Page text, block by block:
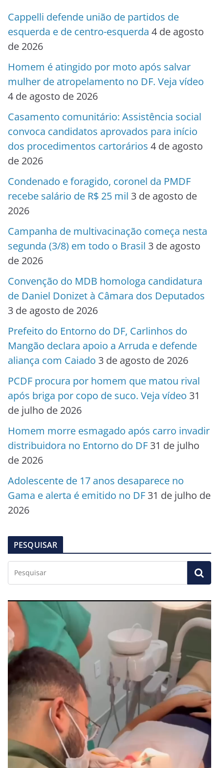
Cappelli defende união de partidos de
esquerda e de centro-esquerda 4 de agosto
de 2026
Homem é atingido por moto após salvar
mulher de atropelamento no DF. Veja vídeo
4 de agosto de 2026
Casamento comunitário: Assistência social
convoca candidatos aprovados para início
dos procedimentos cartorários 4 de agosto
de 2026
Condenado e foragido, coronel da PMDF
recebe salário de R$ 25 mil 3 de agosto de
2026
Campanha de multivacinação começa nesta
segunda (3/8) em todo o Brasil 3 de agosto
de 2026
Convenção do MDB homologa candidatura
de Daniel Donizet à Câmara dos Deputados
3 de agosto de 2026
Prefeito do Entorno do DF, Carlinhos do
Mangão declara apoio a Arruda e defende
aliança com Caiado 3 de agosto de 2026
PCDF procura por homem que matou rival
após briga por copo de suco. Veja vídeo 31
de julho de 2026
Homem morre esmagado após carro invadir
distribuidora no Entorno do DF 31 de julho
de 2026
Adolescente de 17 anos desaparece no
Gama e alerta é emitido no DF 31 de julho de
2026
PESQUISAR